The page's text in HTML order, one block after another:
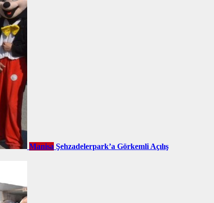
Manisa Şehzadelerpark’a Görkemli Açılış